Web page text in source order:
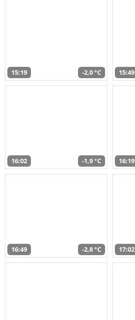
15:19 -2,0 °C 15:49
16:02 -1,9 °C 16:19
16:49 -2,8 °C 17:02